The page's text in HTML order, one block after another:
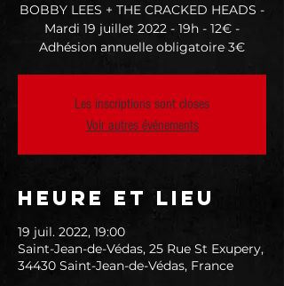
BOBBY LEES + THE CRACKED HEADS -
Mardi 19 juillet 2022 - 19h - 12€ -
Adhésion annuelle obligatoire 3€
Les inscriptions sont closes
Voir autres événements
Heure et lieu
19 juil. 2022, 19:00
Saint-Jean-de-Védas, 25 Rue St Exupery,
34430 Saint-Jean-de-Védas, France